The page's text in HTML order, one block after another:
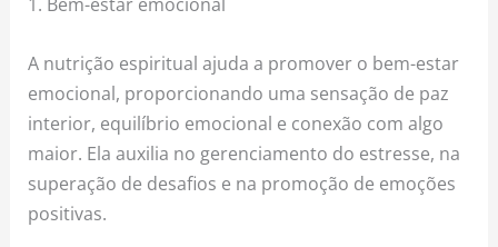
A nutrição espiritual ajuda a promover o bem-estar
emocional, proporcionando uma sensação de paz
interior, equilíbrio emocional e conexão com algo
maior. Ela auxilia no gerenciamento do estresse, na
superação de desafios e na promoção de emoções
positivas.